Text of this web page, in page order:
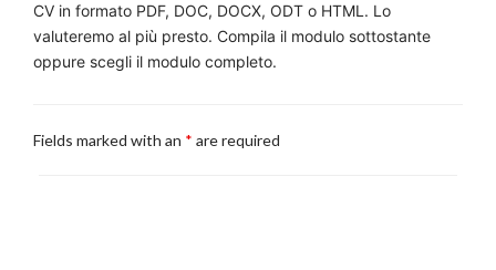
CV in formato PDF, DOC, DOCX, ODT o HTML. Lo
valuteremo al più presto. Compila il modulo sottostante
oppure scegli il modulo completo.
Fields marked with an * are required